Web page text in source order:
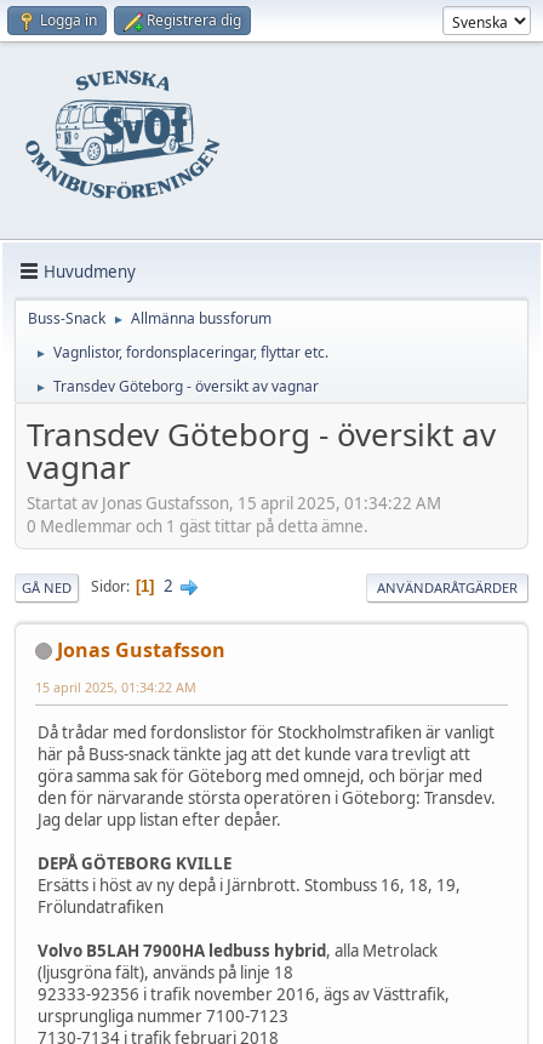
Logga in Registrera dig
Huvudmeny
Buss-Snack ► Allmänna bussforum
► Vagnlistor, fordonsplaceringar, flyttar etc.
► Transdev Göteborg - översikt av vagnar
Transdev Göteborg - översikt av
vagnar
Startat av Jonas Gustafsson, 15 april 2025, 01:34:22 AM
0 Medlemmar och 1 gäst tittar på detta ämne.
GÅ NED Sidor 1 2 ANVÄNDARÅTGÄRDER
Jonas Gustafsson
15 april 2025, 01:34:22 AM
Då trådar med fordonslistor för Stockholmstrafiken är vanligt
här på Buss-snack tänkte jag att det kunde vara trevligt att
göra samma sak för Göteborg med omnejd, och börjar med
den för närvarande största operatören i Göteborg: Transdev.
Jag delar upp listan efter depåer.
DEPÅ GÖTEBORG KVILLE
Ersätts i höst av ny depå i Järnbrott. Stombuss 16, 18, 19,
Frölundatrafiken
Volvo B5LAH 7900HA ledbuss hybrid, alla Metrolack
(ljusgröna fält), används på linje 18
92333-92356 i trafik november 2016, ägs av Västtrafik,
ursprungliga nummer 7100-7123
7130-7134 i trafik februari 2018